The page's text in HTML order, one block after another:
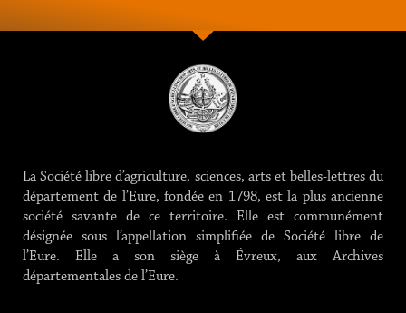
La Société libre d’agriculture, sciences, arts et belles-lettres du
département de l’Eure, fondée en 1798, est la plus ancienne
société savante de ce territoire. Elle est communément
désignée sous l’appellation simplifiée de Société libre de
l’Eure. Elle a son siège à Évreux, aux Archives
départementales de l’Eure.